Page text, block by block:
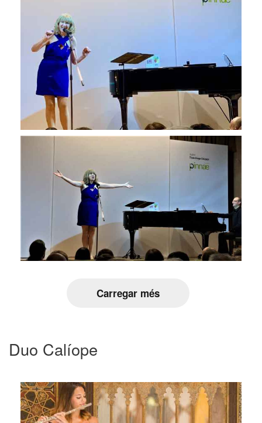
Carregar més
Duo Calíope